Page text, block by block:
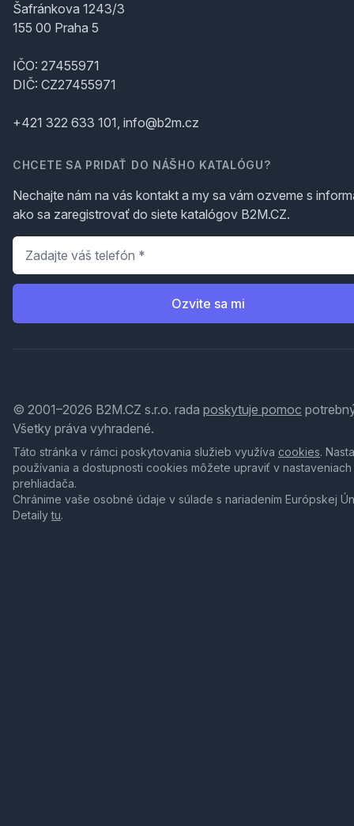
Šafránkova 1243/3
155 00 Praha 5
IČO: 27455971
DIČ: CZ27455971
+421 322 633 101, info@b2m.cz
CHCETE SA PRIDAŤ DO NÁŠHO KATALÓGU?
Nechajte nám na vás kontakt a my sa vám ozveme s
ako sa zaregistrovať do siete katalógov B2M.CZ.
Telefón
Ozvite sa mi
© 2001–2026 B2M.CZ s.r.o. rada poskytuje pomoc
Všetky práva vyhradené.
Táto stránka v rámci poskytovania služieb využíva cookies.
používania a dostupnosti cookies môžete upraviť v nastaveniach
prehliadača.
Chránime vaše osobné údaje v súlade s nariadením Európskej
Detailytu.